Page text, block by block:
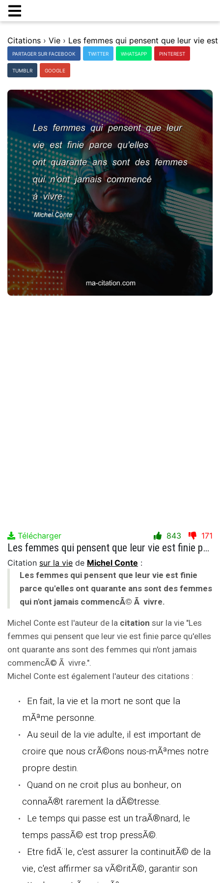
Citations › Vie ›
PARTAGER SUR FACEBOOK TWITTER WHATSAPP PINTEREST
TUMBLR GOOGLE
Télécharger 843 171
Les femmes qui pensent que leur vie est finie parce qu'elles ont quarante ans sont des femmes qui n'ont jamais commencÃ© Ã vivre.
Citation sur la vie de Michel Conte :
Les femmes qui pensent que leur vie est finie
parce qu'elles ont quarante ans sont des femmes
qui n'ont jamais commencÃ© Ã vivre.
Michel Conte est l'auteur de la citation sur la vie "Les
femmes qui pensent que leur vie est finie parce qu'elles
ont quarante ans sont des femmes qui n'ont jamais
commencÃ© Ã vivre.".
Michel Conte est également l'auteur des citations :
En fait, la vie et la mort ne sont que la
mÃªme personne.
Au seuil de la vie adulte, il est important de
croire que nous crÃ©ons nous-mÃªmes notre
propre destin.
Quand on ne croit plus au bonheur, on
connaÃ®t rarement la dÃ©tresse.
Le temps qui passe est un traÃ®nard, le
temps passÃ© est trop pressÃ©.
Etre fidÃ¨le, c'est assurer la continuitÃ© de la
vie, c'est affirmer sa vÃ©ritÃ©, garantir son